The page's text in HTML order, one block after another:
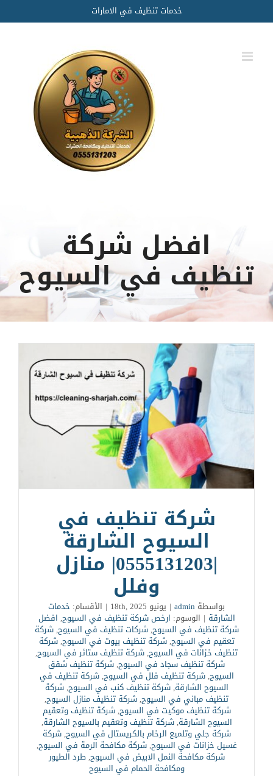
to
content
خدمات تنظيف في الامارات
افضل شركة
تنظيف في السيوح
شركة تنظيف في
السيوح الشارقة
|0555131203| منازل
وفلل
بواسطة admin
| يونيو 18th, 2025 | الأقسام: خدمات
الشارقة | الوسوم: ارخص شركة تنظيف في السيوح, افضل
شركة تنظيف في السيوح,شركات تنظيف في السيوح,شركة
تعقيم في السيوح,شركة تنظيف بيوت في السيوح,شركة
تنظيف خزانات في السيوح,شركة تنظيف ستائر في السيوح,
شركة تنظيف سجاد في السيوح,شركة تنظيف شقق
السيوح,شركة تنظيف فلل في السيوح,شركة تنظيف في
السيوح الشارقة,شركة تنظيف كنب في السيوح,شركة
تنظيف مباني في السيوح,شركة تنظيف منازل السيوح,
شركة تنظيف موكيت في السيوح,شركة تنظيف وتعقيم
السيوح الشارقة,شركة تنظيف وتعقيم بالسيوح الشارقة,
شركة جلي وتلميع الرخام بالكريستال في السيوح,شركة
غسيل خزانات في السيوح,شركة مكافحة الرمة في السيوح,
شركة مكافحة النمل الابيض في السيوح,طرد الطيور
ومكافحة الحمام في السيوح